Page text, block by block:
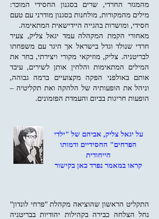
מהמגזר החרדי, שרים בסגנון החסידי המוכר:
מילים מהמקורות, מולחנות בסגנון מודרני עם טעם
חסידי, ומושרות בהגייה היידישאית המתאימה.
מאחורי הקמת המקהלה עמד יגאל צליק, צעיר
חרדי שנולד וגדל בישראל אך היגר עם משפחתו
לבריטניה. צליק, מוזיקאי מקורי ויצירתי, בחר את
המילים המתאימות והלחין אותן לשירים, עיבד
אותם באולפני הפקה מקצועיים ברמה גבוהה,
וניהל את הופעותיה של הלהקה ואת תקליטיה –
הופעות חריגות בביום והעמדת הפזמונים.
על יגאל צליק, אביהם של "ילדי
הפרחים" החסידיים ודמותו
הייחודית
קראו במאמר נפרד כאן בקישור
התקליט הראשון שהוציאה מקהלת "פרחי לונדון"
נחל הצלחה כבירה בקהילות יהודיות בבריטניה